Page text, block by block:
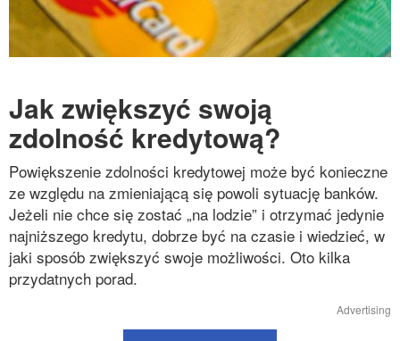
Jak zwiększyć swoją
zdolność kredytową?
Powiększenie zdolności kredytowej może być konieczne
ze względu na zmieniającą się powoli sytuację banków.
Jeżeli nie chce się zostać „na lodzie” i otrzymać jedynie
najniższego kredytu, dobrze być na czasie i wiedzieć, w
jaki sposób zwiększyć swoje możliwości. Oto kilka
przydatnych porad.
Advertising